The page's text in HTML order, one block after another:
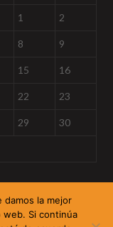
1 2
8 9
15 16
22 23
29 30
damos la mejor
Si continúa